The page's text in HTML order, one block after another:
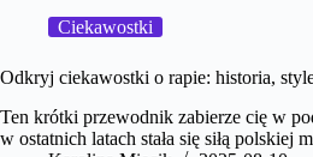
Ciekawostki
Odkryj ciekawostki o rapie: historia,
Ten krótki przewodnik zabierze cię w
w ostatnich latach stała się siłą